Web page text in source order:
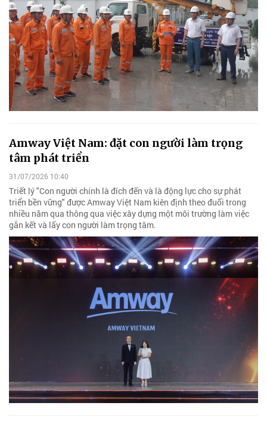
Amway Việt Nam: đặt con người làm trọng
tâm phát triển
31/07/2026 10:40
Triết lý "Con người chính là đích đến và là động lực cho sự phát
triển bền vững" được Amway Việt Nam kiên định theo đuổi trong
nhiều năm qua thông qua việc xây dựng một môi trường làm việc
gắn kết và lấy con người làm trọng tâm.